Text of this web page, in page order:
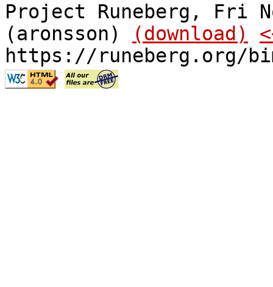
Project Runeberg, Fri
(aronsson)
(download)
https://runeberg.org/